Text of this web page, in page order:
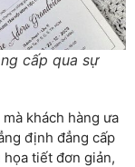
cấp qua sự
khách hàng ưa
định đẳng cấp
tiết đơn giản,